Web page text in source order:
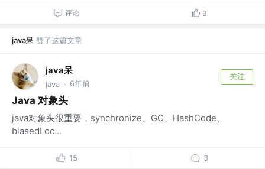
评论 9
java呆 赞了这篇文章
java呆
java · 6年前
关注
Java 对象头
java对象头很重要，synchronize、GC、HashCode、
biasedLoc...
15 3